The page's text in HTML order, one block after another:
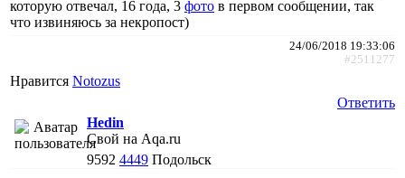
которую отвечал, 16 года, 3 фото в первом сообщении, так
что извиняюсь за некропост)
24/06/2018 19:33:06
#2511277
Нравится Notozus
Ответить
Hedin
Свой на Aqa.ru
9592 4449 Подольск